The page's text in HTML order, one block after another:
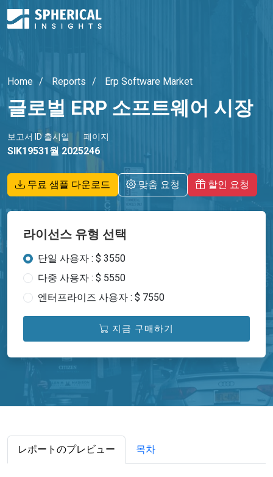
Home Reports Erp Software Market
글로벌 ERP 소프트웨어 시장
보고서 ID
SIK1953
출시일
1월 2025
페이지
246
무료 샘플 다운로드 맞춤 요청 할인 요청
라이선스 유형 선택
단일 사용자 : $ 3550
다중 사용자 : $ 5550
엔터프라이즈 사용자 : $ 7550
지금 구매하기
レポートのプレビュー 목차